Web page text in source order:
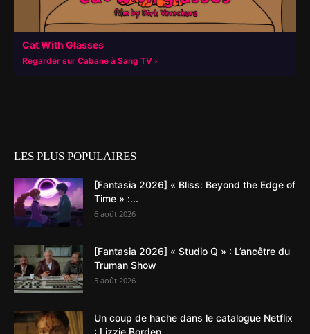
Cat With Glasses
Regarder sur Cabane à Sang TV
LES PLUS POPULAIRES
[Fantasia 2026] « Bliss: Beyond the Edge of
Time » :...
6 août 2026
[Fantasia 2026] « Studio Q » : L’ancêtre du
Truman Show
5 août 2026
Un coup de hache dans le catalogue Netflix
: Lizzie Borden...